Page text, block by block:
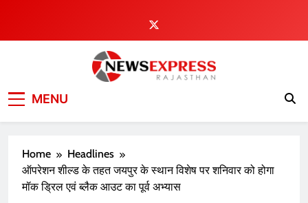
content
MENU
Home
Headlines
ऑपरेशन शील्ड के तहत जयपुर के स्थान विशेष पर शनिवार को होगा
मॉक ड्रिल एवं ब्लैक आउट का पूर्व अभ्यास